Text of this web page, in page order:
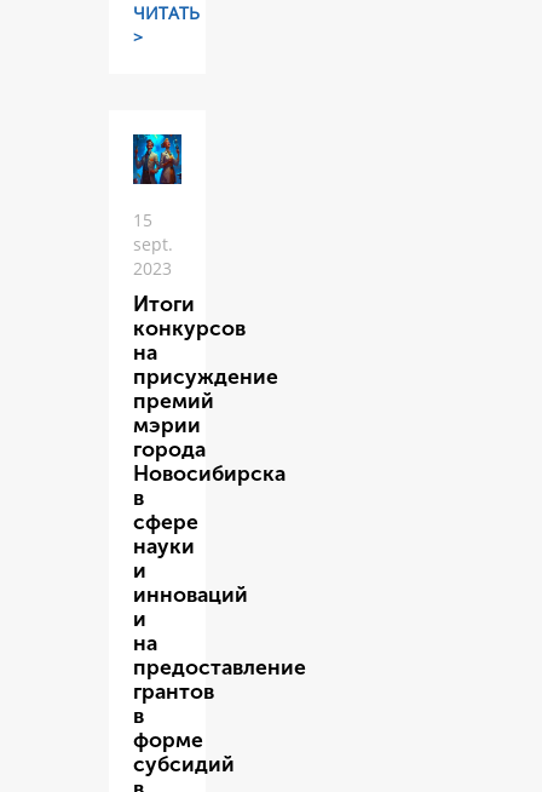
ЧИТАТЬ
>
15
sept.
2023
Итоги
конкурсов
на
присуждение
премий
мэрии
города
Новосибирска
в
сфере
науки
и
инноваций
и
на
предоставление
грантов
в
форме
субсидий